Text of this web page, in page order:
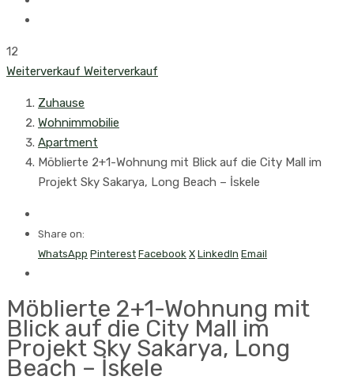
12
Weiterverkauf Weiterverkauf
Zuhause
Wohnimmobilie
Apartment
Möblierte 2+1-Wohnung mit Blick auf die City Mall im
Projekt Sky Sakarya, Long Beach – İskele
Share on:
WhatsApp Pinterest Facebook X LinkedIn Email
Möblierte 2+1-Wohnung mit
Blick auf die City Mall im
Projekt Sky Sakarya, Long
Beach – İskele